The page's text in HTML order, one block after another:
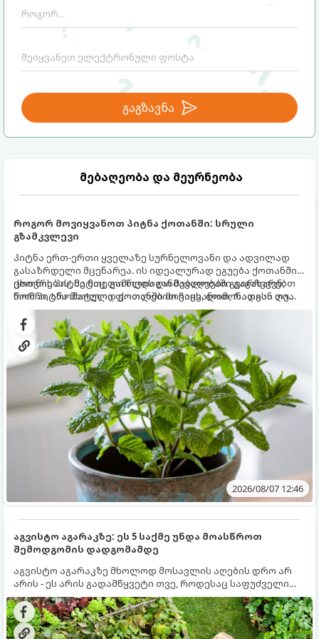
გაგზავნა
მებაღეობა და მეურნეობა
როგორ მოვიყვანოთ პიტნა ქოთანში: სრული
გზამკვლევი
პიტნა ერთ-ერთი ყველაზე სურნელოვანი და ადვილად
გასაზრდელი მცენარეა. ის იდეალურად ეგუება ქოთანში
ცხოვრებას, მეტიც, გამოცდილი მებაღეები გვირჩევენ,
რომ პიტნა მხოლოდ ქოთანში მოვიყვანოთ, რადგან ღია
გრუნტში (ბაღში) დარგვისას ის ფესვებით ძალიან
სწრაფად ვრცელდება და სხვა მცენარეებს ავიწროებს.
ქოთნის პიტნა მთელი წლის განმავლობაში გაგახარებთ
ნორჩი, არომატული ფოთლებით ჩაის, ლიმონათისა თუ
კერძებისთვის.
2026/08/07 12:46
აგვისტო აგარაკზე: ეს 5 საქმე უნდა მოასწროთ
შემოდგომის დადგომამდე
აგვისტო აგარაკზე მხოლოდ მოსავლის აღების დრო არ
არის - ეს არის გადამწყვეტი თვე, როდესაც საფუძველი
ეყრება მომავალი წლის მოსავალს და ბაღი მზადდება
შემოდგომა-ზამთრის სეზონისთვის. იმისათვის, რომ
ნიადაგმა ენერგია აღიდგინოს, ხოლო მცენარეებმა
ზამთარს გაუძლონ, აგვისტოს ბოლომდე 5